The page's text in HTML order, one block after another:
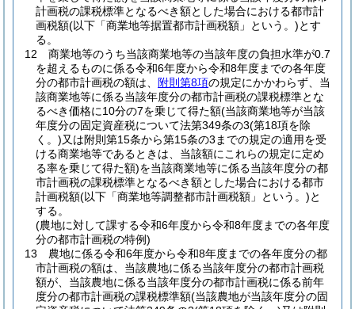
計画税の課税標準となるべき額とした場合における都市計
画税額(以下「商業地等据置都市計画税額」という。)とす
る。
12
商業地等のうち当該商業地等の当該年度の負担水準が0.7
を超えるものに係る令和6年度から令和8年度までの各年度
分の都市計画税の額は、
附則第8項の規定にかかわらず、当
該商業地等に係る当該年度分の都市計画税の課税標準とな
るべき価格に10分の7を乗じて得た額(当該商業地等が当該
年度分の固定資産税について法第349条の3(第18項を除
く。)又は附則第15条から第15条の3までの規定の適用を受
ける商業地等であるときは、当該額にこれらの規定に定め
る率を乗じて得た額)を当該商業地等に係る当該年度分の都
市計画税の課税標準となるべき額とした場合における都市
計画税額(以下「商業地等調整都市計画税額」という。)と
する。
(農地に対して課する令和6年度から令和8年度までの各年度
分の都市計画税の特例)
13
農地に係る令和6年度から令和8年度までの各年度分の都
市計画税の額は、当該農地に係る当該年度分の都市計画税
額が、当該農地に係る当該年度分の都市計画税に係る前年
度分の都市計画税の課税標準額(当該農地が当該年度分の固